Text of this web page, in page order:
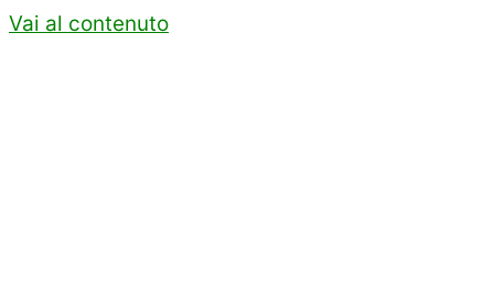
Vai al contenuto